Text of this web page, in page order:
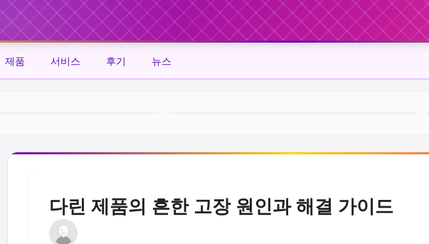
제품 서비스 후기 뉴스
다린 제품의 흔한 고장 원인과 해결 가이드